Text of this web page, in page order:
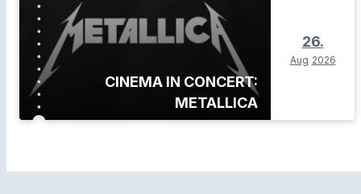
CINEMA IN CONCERT:
METALLICA
26.
Aug 2026